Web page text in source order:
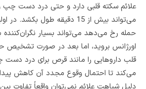
علائم سکته قلبی دارد و حتی درد دست چپ
می‌تواند بیش از 15 دقیقه طول
حمله رخ می‌دهد می‌تواند بسیار نگران‌کننده
اورژانس بروید، اما بعد در صورت
قلب داروهایی را مانند قرص برای درد دست
می‌کند تا احتمال وقوع مجدد آن کاهش پیدا